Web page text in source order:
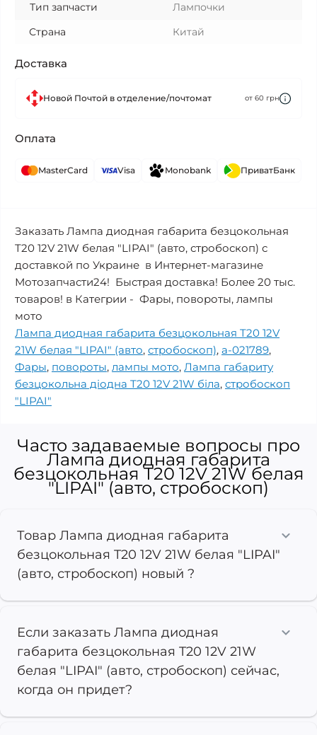
Тип запчасти
Лампочки
Страна
Китай
Доставка
Новой Почтой в отделение/почтомат от 60 грн
Оплата
MasterCard Visa Monobank ПриватБанк
Заказать Лампа диодная габарита безцокольная
T20 12V 21W белая "LIPAI" (авто, стробоскоп) с
доставкой по Украине в Интернет-магазине
Мотозапчасти24! Быстрая доставка! Более 20 тыс.
товаров! в Категрии - Фары, повороты, лампы
мото
Лампа диодная габарита безцокольная T20 12V
21W белая "LIPAI" (авто, стробоскоп), a-021789,
Фары, повороты, лампы мото, Лампа габариту
безцокольна діодна T20 12V 21W біла, стробоскоп
"LIPAI"
Часто задаваемые вопросы про
Лампа диодная габарита
безцокольная T20 12V 21W белая
"LIPAI" (авто, стробоскоп)
Товар Лампа диодная габарита
безцокольная T20 12V 21W белая "LIPAI"
(авто, стробоскоп) новый ?
Если заказать Лампа диодная
габарита безцокольная T20 12V 21W
белая "LIPAI" (авто, стробоскоп) сейчас,
когда он придет?